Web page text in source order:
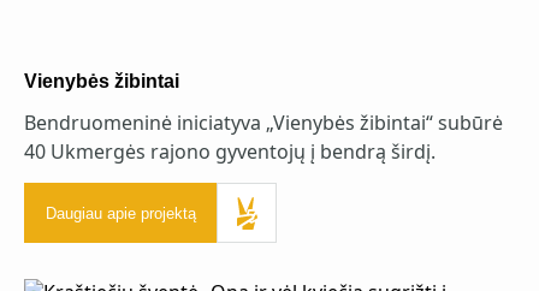
Vienybės žibintai
Bendruomeninė iniciatyva „Vienybės žibintai“ subūrė
40 Ukmergės rajono gyventojų į bendrą širdį.
Daugiau apie projektą